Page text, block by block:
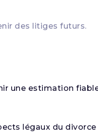
des litiges futurs.
une estimation
légaux du